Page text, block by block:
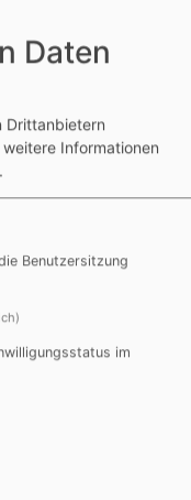
23. April 2023,
von Pfarrer Felix
Pfarrer Felix
Daten
Drittanbietern
weitere Informationen
Benutzersitzung
im